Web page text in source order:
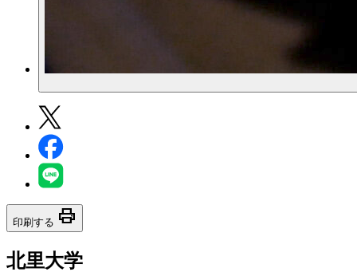
印刷する print
北里大学